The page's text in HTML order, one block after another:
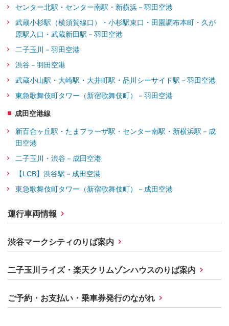
センター北駅・センター南駅・新横浜－羽田空港
武蔵小杉駅（横須賀線口）・小杉駅東口・田園調布本町・久が
原駅入口・武蔵新田駅－羽田空港
二子玉川－羽田空港
渋谷－羽田空港
武蔵小山駅・大崎駅・大井町駅・品川シーサイド駅－羽田空港
東急歌舞伎町タワー（新宿歌舞伎町）－羽田空港
成田空港線
新百合ヶ丘駅・たまプラーザ駅・センター南駅・新横浜駅－成
田空港
二子玉川・渋谷－成田空港
【LCB】渋谷駅－成田空港
東急歌舞伎町タワー（新宿歌舞伎町）－成田空港
運行車両情報
渋谷マークシティのりば案内
二子玉川ライズ・楽天クリムゾンハウスのりば案内
ご予約・お支払い・乗車券発行のながれ